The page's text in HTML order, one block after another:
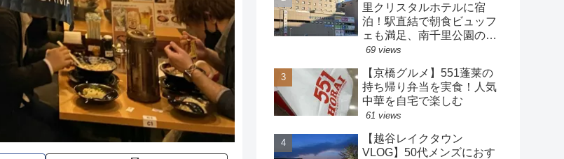
里クリスタルホテルに宿
泊！駅直結で朝食ビュッフ
ェも満足、南千里公園の散
策も楽しめるホテル
69 views
【京橋グルメ】551蓬莱の
持ち帰り弁当を実食！人気
中華を自宅で楽しむ
61 views
【越谷レイクタウン
VLOG】50代メンズにおす